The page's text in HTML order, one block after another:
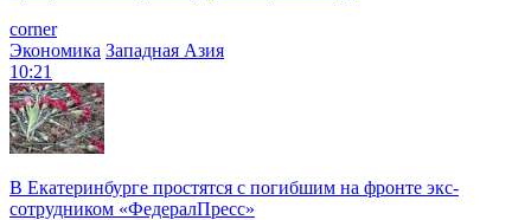
corner
Экономика Западная Азия
10:21
В Екатеринбурге простятся с погибшим на фронте экс-
сотрудником «ФедералПресс»